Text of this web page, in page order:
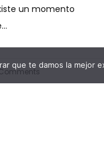
un momento
que te damos la mejor